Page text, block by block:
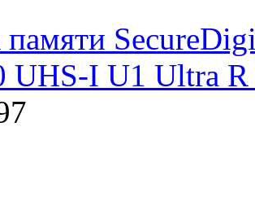
памяти
UHS-I U1 Ultra